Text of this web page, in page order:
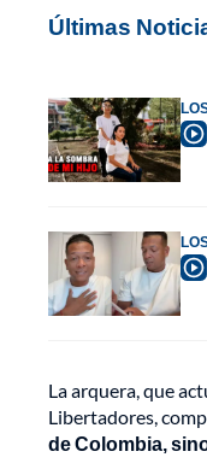
Últimas
La arquera, que
Libertadores,
de Colombia,